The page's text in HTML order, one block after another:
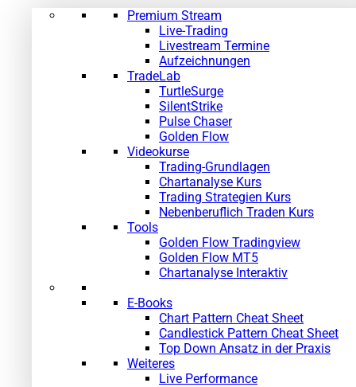
Premium Stream
Live-Trading
Livestream Termine
Aufzeichnungen
TradeLab
TurtleSurge
SilentStrike
Pulse Chaser
Golden Flow
Videokurse
Trading-Grundlagen
Chartanalyse Kurs
Trading Strategien Kurs
Nebenberuflich Traden Kurs
Tools
Golden Flow Tradingview
Golden Flow MT5
Chartanalyse Interaktiv
E-Books
Chart Pattern Cheat Sheet
Candlestick Pattern Cheat Sheet
Top Down Ansatz in der Praxis
Weiteres
Live Performance